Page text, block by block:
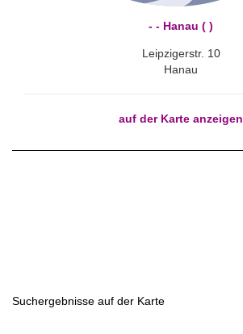
- - Hanau ( )
Leipzigerstr. 10
Hanau
auf der Karte anzeigen
Suchergebnisse auf der Karte